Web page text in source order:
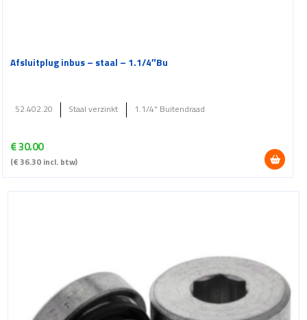
Afsluitplug inbus – staal – 1.1/4″Bu
€30.00
(€36.30 incl. btw)
52.402.20 Staal verzinkt 1.1/4" Buitendraad